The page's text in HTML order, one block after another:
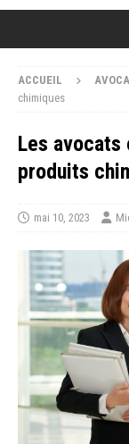
ACCUEIL
chimiques
Les
produits
mai 10, 2023